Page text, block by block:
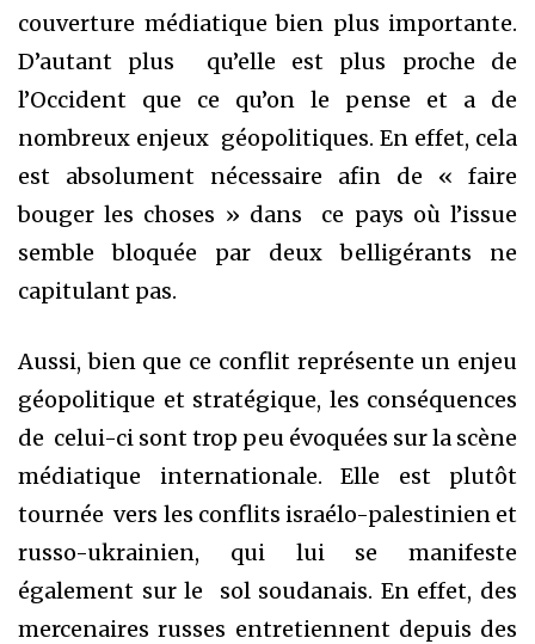
couverture médiatique bien plus importante.
D’autant plus qu’elle est plus proche de
l’Occident que ce qu’on le pense et a de
nombreux enjeux géopolitiques. En effet, cela
est absolument nécessaire afin de « faire
bouger les choses » dans ce pays où l’issue
semble bloquée par deux belligérants ne
capitulant pas.
Aussi, bien que ce conflit représente un enjeu
géopolitique et stratégique, les conséquences
de celui-ci sont trop peu évoquées sur la scène
médiatique internationale. Elle est plutôt
tournée vers les conflits israélo-palestinien et
russo-ukrainien, qui lui se manifeste
également sur le sol soudanais. En effet, des
mercenaires russes entretiennent depuis des